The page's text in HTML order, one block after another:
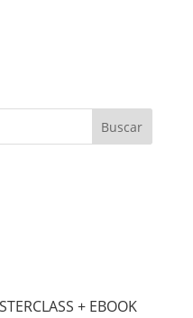
+ EBOOK